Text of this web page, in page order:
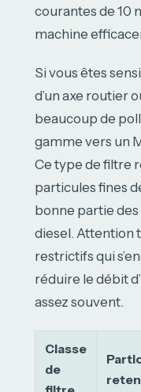
courantes de 10
machine
Si vous êtes
d’un axe routier
beaucoup de
gamme vers un
Ce type de filtre
particules fines
bonne partie
diesel. Attention
restrictifs qui
réduire le débit
assez souvent.
Classe
de